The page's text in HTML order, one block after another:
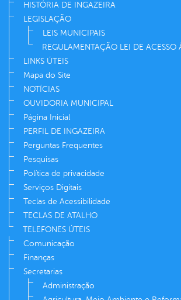
HISTÓRIA DE INGAZEIRA
LEGISLAÇÃO
LEIS MUNICIPAIS
REGULAMENTAÇÃO LEI DE
LINKS ÚTEIS
Mapa do Site
NOTÍCIAS
OUVIDORIA MUNICIPAL
Página Inicial
PERFIL DE INGAZEIRA
Perguntas Frequentes
Pesquisas
Política de privacidade
Serviços Digitais
Teclas de Acessibilidade
TECLAS DE ATALHO
TELEFONES ÚTEIS
Comunicação
Finanças
Secretarias
Administração